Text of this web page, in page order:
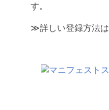
す。
≫詳しい登録方法は